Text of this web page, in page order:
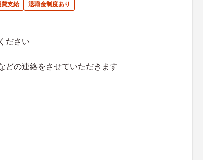
支給 退職金制度あり
ださい
どの連絡をさせていただきます